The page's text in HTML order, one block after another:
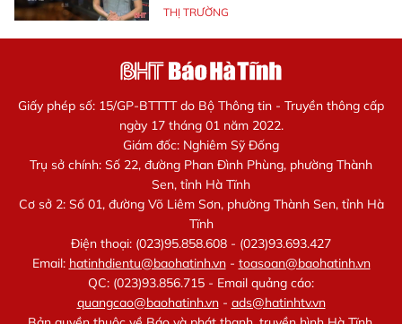
THỊ TRƯỜNG
Giấy phép số: 15/GP-BTTTT do Bộ Thông tin - Truyền thông cấp
ngày 17 tháng 01 năm 2022.
Giám đốc: Nghiêm Sỹ Đống
Trụ sở chính: Số 22, đường Phan Đình Phùng, phường Thành
Sen, tỉnh Hà Tĩnh
Cơ sở 2: Số 01, đường Võ Liêm Sơn, phường Thành Sen, tỉnh Hà
Tĩnh
Điện thoại: (023)95.858.608 - (023)93.693.427
Email: hatinhdientu@baohatinh.vn- toasoan@baohatinh.vn
QC: (023)93.856.715 - Email quảng cáo:
quangcao@baohatinh.vn- ads@hatinhtv.vn